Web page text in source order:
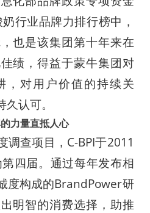
行业品牌力排行榜中，
也是该集团第十年来在
绩，得益于蒙牛集团对
，对用户价值的持续关
认可。
力量直抵人心
调查项目，C-BPI于2011
四届。通过每年发布相
度构成的BrandPower研
明智的消费选择，助推